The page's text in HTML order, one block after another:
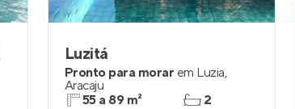
Luzitá
Pronto para morar em Luzia,
Aracaju
55 a 89 m²
2